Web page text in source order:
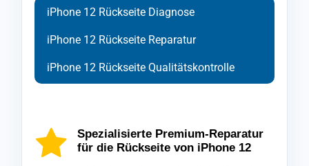
iPhone 12 Rückseite Diagnose
iPhone 12 Rückseite Reparatur
iPhone 12 Rückseite Qualitätskontrolle
fortschrittliche Technologien, um die genaue
Ursache der Beschädigungen am
ausschließlich mit spezialisierten
Werkzeugen geöffnet, um den
Kontrolle durch unsere Qualitätsabteilung,
die das Rückgehäuse Ihres Mobilgeräts
Spezialisierte Premium-Reparatur
für die Rückseite von iPhone 12